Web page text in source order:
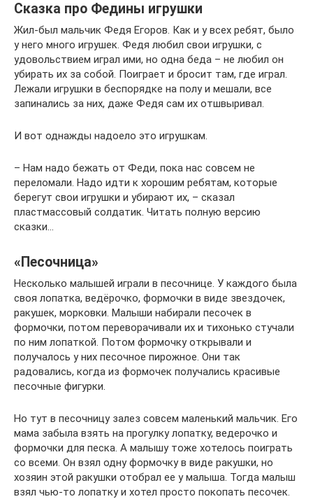
Сказка про Федины игрушки
Жил-был мальчик Федя Егоров. Как и у всех ребят, было
у него много игрушек. Федя любил свои игрушки, с
удовольствием играл ими, но одна беда – не любил он
убирать их за собой. Поиграет и бросит там, где играл.
Лежали игрушки в беспорядке на полу и мешали, все
запинались за них, даже Федя сам их отшвыривал.
И вот однажды надоело это игрушкам.
– Нам надо бежать от Феди, пока нас совсем не
переломали. Надо идти к хорошим ребятам, которые
берегут свои игрушки и убирают их, – сказал
пластмассовый солдатик. Читать полную версию
сказки…
«Песочница»
Несколько малышей играли в песочнице. У каждого была
своя лопатка, ведёрочко, формочки в виде звездочек,
ракушек, морковки. Малыши набирали песочек в
формочки, потом переворачивали их и тихонько стучали
по ним лопаткой. Потом формочку открывали и
получалось у них песочное пирожное. Они так
радовались, когда из формочек получались красивые
песочные фигурки.
Но тут в песочницу залез совсем маленький мальчик. Его
мама забыла взять на прогулку лопатку, ведерочко и
формочки для песка. А малышу тоже хотелось поиграть
со всеми. Он взял одну формочку в виде ракушки, но
хозяин этой ракушки отобрал ее у малыша. Тогда малыш
взял чью-то лопатку и хотел просто покопать песочек.